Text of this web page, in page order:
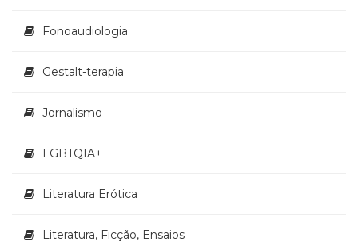
(22)
(30)
Ocupacional
Treinamento
(65)
(1)
Fonoaudiologia
Gestalt-terapia
Jornalismo
LGBTQIA+
Literatura Erótica
Literatura, Ficção, Ensaios